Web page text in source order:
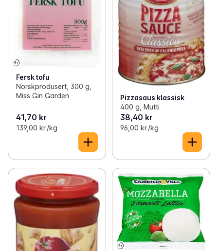
Fersk tofu
Norskprodusert, 300 g,
Miss Gin Garden
41,70 kr
139,00 kr /kg
Pizzasaus klassisk
400 g, Mutti
38,40 kr
96,00 kr /kg